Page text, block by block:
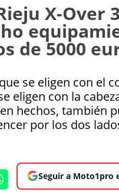
X-Over
de 5000
se eligen con el
eligen con la
hechos, también
por los dos
Seguir a Moto1pro